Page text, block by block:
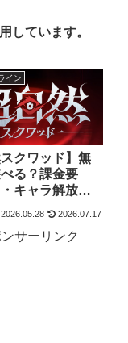
しています。
イン
スクワッド】無
る？課金要
キャラ解放の
2026.05.28 2026.07.17
サーリンク